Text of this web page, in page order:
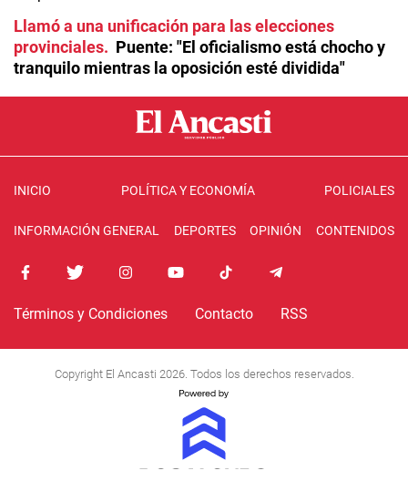
Llamó a una unificación para las elecciones
provinciales
Puente: "El oficialismo está chocho y
tranquilo mientras la oposición esté dividida"
INICIO POLÍTICA Y ECONOMÍA POLICIALES
INFORMACIÓN GENERAL DEPORTES OPINIÓN CONTENIDOS
Términos y Condiciones Contacto RSS
Copyright El Ancasti 2026. Todos los derechos reservados.